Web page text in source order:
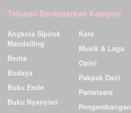
Telusuri Berdasarkan Kategori
Angkola Sipirok
Mandailing
Berita
Budaya
Buku Ende
Buku Nyanyian
Karo
Musik & Lagu
Opini
Pakpak Dairi
Pariwisata
Pengembangan